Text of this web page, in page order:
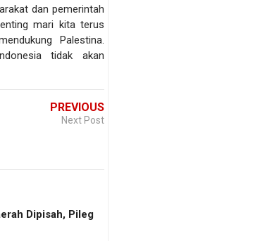
dan pemerintah
mari kita terus
Palestina.
tidak akan
PREVIOUS
Next Post
Dipisah, Pileg